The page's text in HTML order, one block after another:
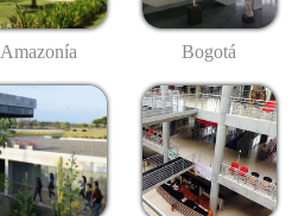
Amazonía Bogotá